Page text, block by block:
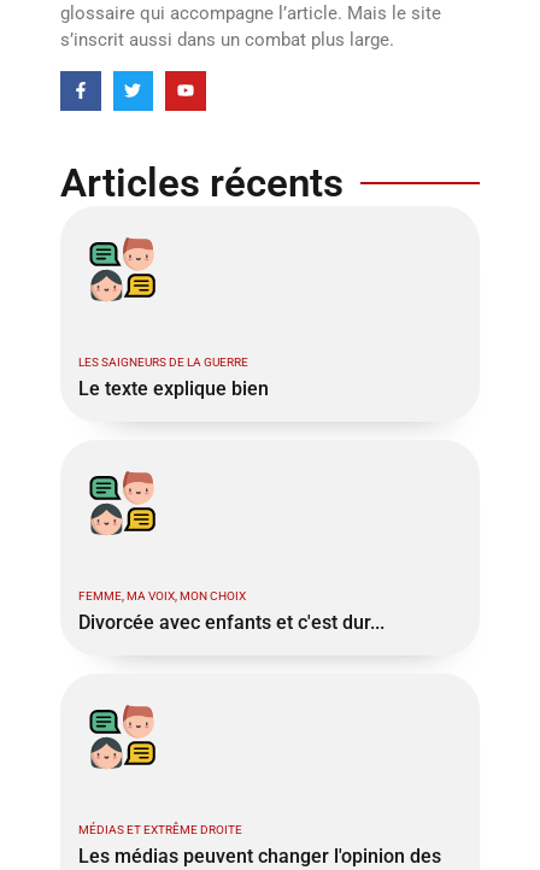
glossaire qui accompagne l’article. Mais le site
s’inscrit aussi dans un combat plus large.
Articles récents
LES SAIGNEURS DE LA GUERRE
Le texte explique bien
FEMME, MA VOIX, MON CHOIX
Divorcée avec enfants et c'est dur...
MÉDIAS ET EXTRÊME DROITE
Les médias peuvent changer l'opinion des